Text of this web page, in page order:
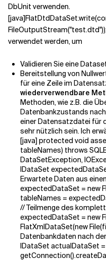
DbUnit verwenden.
verwendet werden, um
Validieren Sie eine
Bereitstellung von
für eine Zeile im
wiederverwendbare
Methoden, wie z.B. die
Datenbankzustands
einer Datensatzdatei für
sehr nützlich sein. Ich
[java] protected void
tableNames) throws
DataSetException,
IDataSet
Erwartete Daten aus
expectedDataSet = new
tableNames =
// Teilmenge des
expectedDataSet = new
FlatXmlDataSet(new
Datenbankdaten nach
IDataSet actualDataSet =